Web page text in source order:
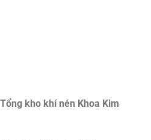
Tổng kho khí nén Khoa Kim